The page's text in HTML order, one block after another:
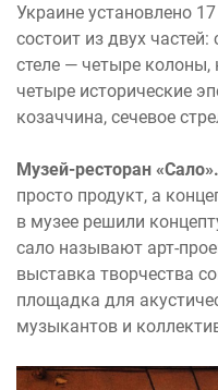
Украине установлено
состоит из двух
стеле — четыре
четыре исторические
козаччина, сечевое
Музей-ресторан «Сало».
просто продукт, а
в музее решили
сало называют арт-
выставка творчества
площадка для
музыкантов и